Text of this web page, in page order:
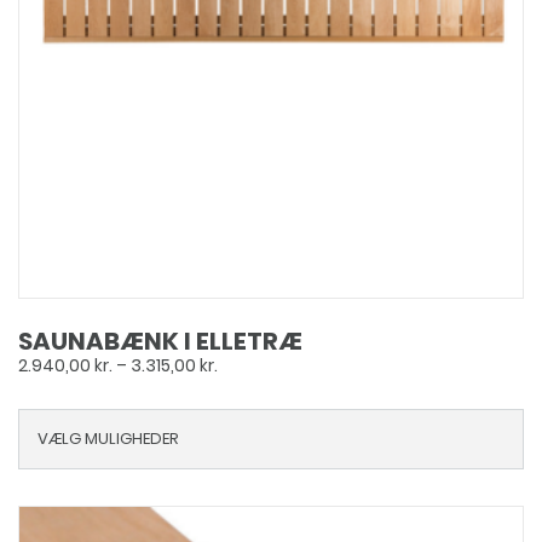
SAUNABÆNK I ELLETRÆ
2.940,00 kr. – 3.315,00 kr.
til
VÆLG MULIGHEDER
Dette